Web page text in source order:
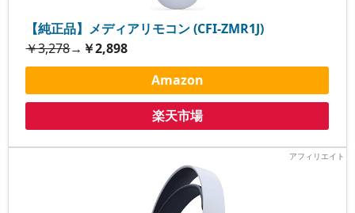
【純正品】メディアリモコン (CFI-ZMR1J)
￥3,278→ ￥2,898
Amazon
楽天市場